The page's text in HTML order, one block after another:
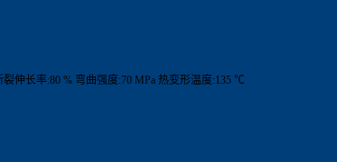
伸长率:80 % 弯曲强度:70 MPa 热变形温度:135 ℃